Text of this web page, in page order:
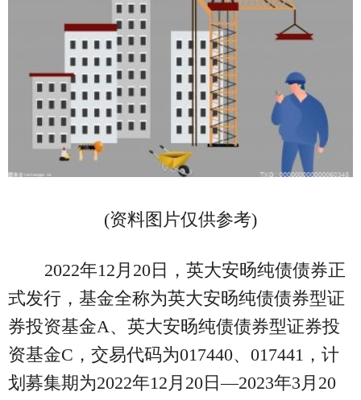
(资料图片仅供参考)
2022年12月20日，英大安旸纯债债券正
式发行，基金全称为英大安旸纯债债券型证
券投资基金A、英大安旸纯债债券型证券投
资基金C，交易代码为017440、017441，计
划募集期为2022年12月20日—2023年3月20